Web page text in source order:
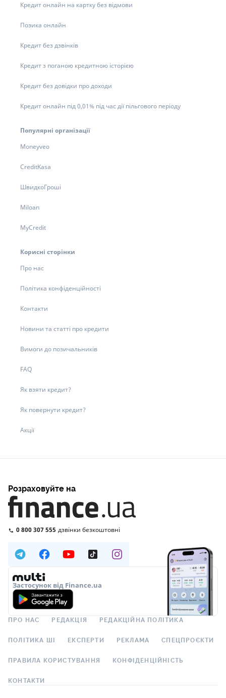
Кредит онлайн на картку без відмови
Позика онлайн
Кредит без дзвінків
Кредит з поганою кредитною історією
Кредит без довідки про доходи
Кредит онлайн під 0,01% під час дії пільгового періоду
Популярні організації
Moneyveo
CreditKasa
ШвидкоГроші
Miloan
MyCredit
Корисні сторінки
Про нас
Політика конфіденційності
Контакти
Новини та статті про кредити
Вимоги до позичальників
FAQ
Як взяти кредит?
Як повернути кредит?
Акції
Розраховуйте на
0 800 307 555 дзвінки безкоштовні
Застосунок від Finance.ua
ПРО НАС РЕДАКЦІЯ РЕДАКЦІЙНА ПОЛІТИКА
ПОЛІТИКА ШІ ЕКСПЕРТИ РЕКЛАМА СПЕЦПРОЄКТИ
ПРАВИЛА КОРИСТУВАННЯ КОНФІДЕНЦІЙНІСТЬ
КОНТАКТИ